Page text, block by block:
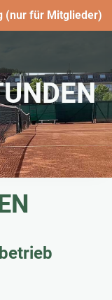
(nur für Mitglieder)